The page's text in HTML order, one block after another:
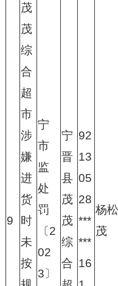
9
茂
茂
综
合
超
市
涉
嫌
进
货
时
未
按
宁
市
监
处
罚
〔2
02
3〕
宁
晋
县
茂
茂
综
合
92
13
05
28
***
***
16
杨松
茂